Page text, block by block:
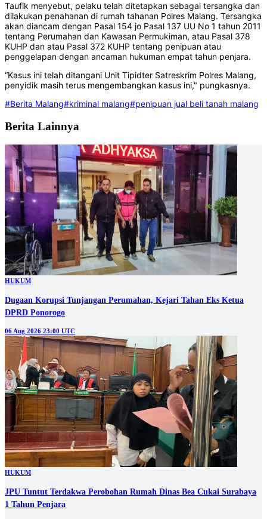
Taufik menyebut, pelaku telah ditetapkan sebagai tersangka dan
dilakukan penahanan di rumah tahanan Polres Malang. Tersangka
akan diancam dengan Pasal 154 jo Pasal 137 UU No 1 tahun 2011
tentang Perumahan dan Kawasan Permukiman, atau Pasal 378
KUHP dan atau Pasal 372 KUHP tentang penipuan atau
penggelapan dengan ancaman hukuman empat tahun penjara.
“Kasus ini telah ditangani Unit Tipidter Satreskrim Polres Malang,
penyidik masih terus mengembangkan kasus ini," pungkasnya.
#Berita Malang#kriminal malang#penipuan jual beli tanah malang
Berita Lainnya
HUKUM
Dugaan Korupsi Tunjangan Perumahan, Kejari Tahan Eks Ketua
DPRD Ponorogo
06 Aug 2026 23:00 UTC
HUKUM
JPU Tuntut Terdakwa Perobohan Rumah Dinas Bea Cukai Surabaya
1 Tahun Penjara